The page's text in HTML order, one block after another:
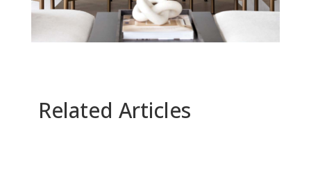
Related Articles